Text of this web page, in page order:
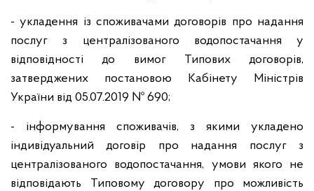
- укладення із споживачами договорів про надання
послуг з централізованого водопостачання у
відповідності до вимог Типових договорів,
затверджених постановою Кабінету Міністрів
України від 05.07.2019 № 690;
- інформування споживачів, з якими укладено
індивідуальний договір про надання послуг з
централізованого водопостачання, умови якого не
відповідають Типовому договору про можливість